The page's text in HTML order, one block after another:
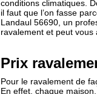
conditions climatiques.
il faut que l’on fasse
Landaul 56690, un
ravalement et peut vous
Prix
Pour le ravalement de
En effet, chaque